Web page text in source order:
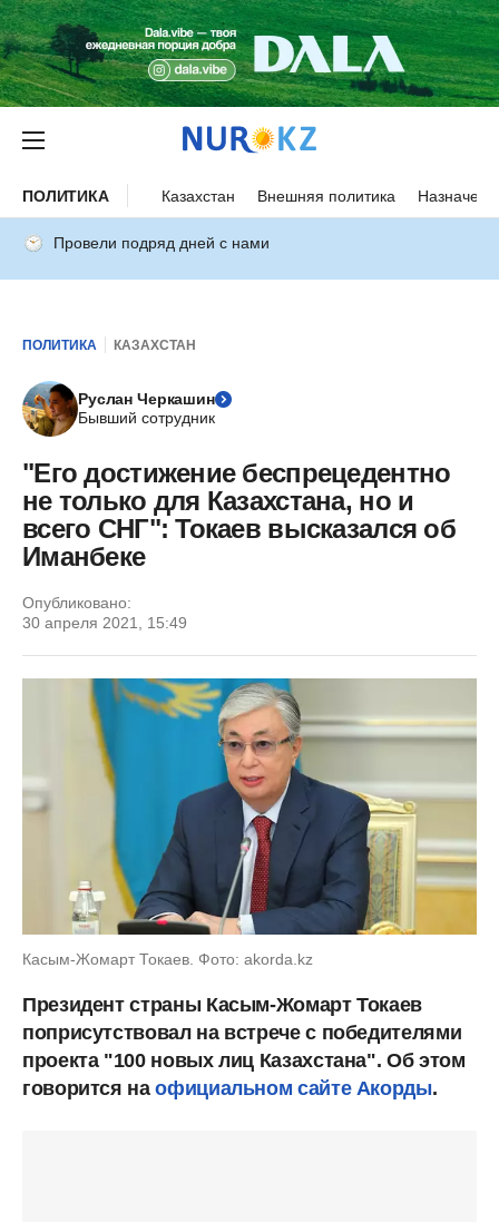
ПОЛИТИКА Казахстан Внешняя политика
Провели подряд дней с нами
ПОЛИТИКА КАЗАХСТАН
Руслан Черкашин
Бывший сотрудник
"Его достижение беспрецедентно
не только для Казахстана, но и
всего СНГ": Токаев высказался об
Иманбеке
Опубликовано:
30 апреля 2021, 15:49
Касым-Жомарт Токаев. Фото: akorda.kz
Президент страны Касым-Жомарт Токаев
поприсутствовал на встрече с победителями
проекта "100 новых лиц Казахстана". Об этом
говорится наофициальном сайте Акорды.